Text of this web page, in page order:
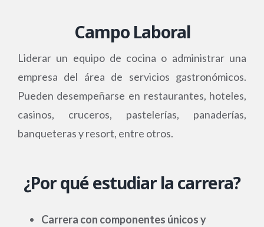
Campo Laboral
Liderar un equipo de cocina o administrar una
empresa del área de servicios gastronómicos.
Pueden desempeñarse en restaurantes, hoteles,
casinos, cruceros, pastelerías, panaderías,
banqueteras y resort, entre otros.
¿Por qué estudiar la carrera?
Carrera con componentes únicos y